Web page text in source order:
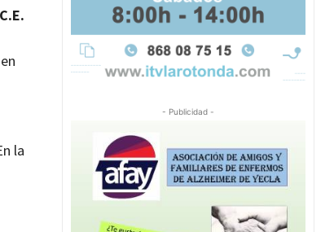
en
la
- Publicidad -